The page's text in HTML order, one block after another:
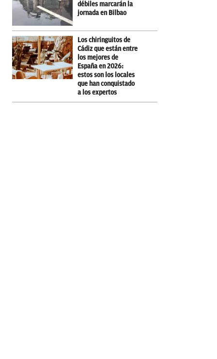
débiles marcarán la
jornada en Bilbao
Los chiringuitos de
Cádiz que están entre
los mejores de
España en 2026:
estos son los locales
que han conquistado
a los expertos